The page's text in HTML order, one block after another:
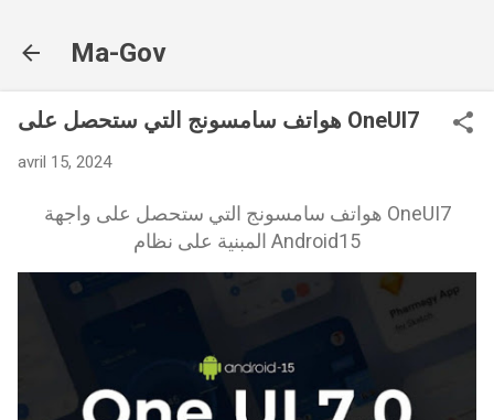
Ma-Gov
هواتف سامسونج التي ستحصل على OneUI7
avril 15, 2024
هواتف سامسونج التي ستحصل على واجهة OneUI7
المبنية على نظام Android15